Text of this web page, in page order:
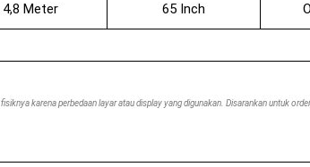
4,8 Meter 65 Inch
karena perbedaan layar atau display yang digunakan. Disarankan untuk